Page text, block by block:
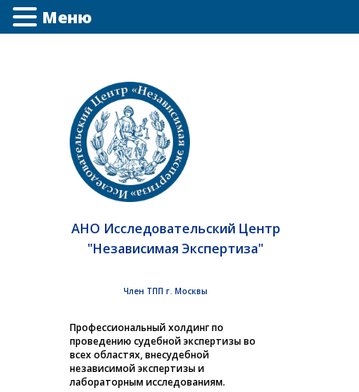
АНО Исследовательский Центр
"Независимая Экспертиза"
Член ТПП г. Москвы
Профессиональный холдинг по
проведению судебной экспертизы во
всех областях, внесудебной
независимой экспертизы и
лабораторным исследованиям.
Меню